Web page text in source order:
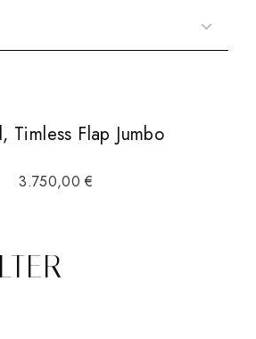
Timless Flap Jumbo
3.750,00€